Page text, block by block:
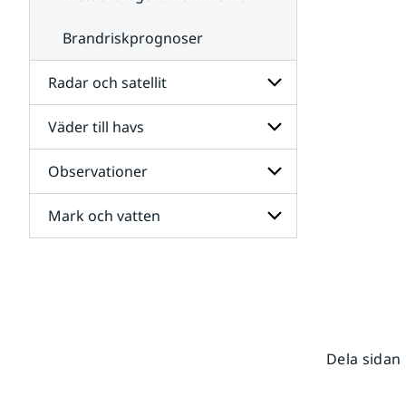
Brandriskprognoser
Radar och satellit
Undersidor
för
Radar
och
satellit
Väder till havs
Undersidor
för
Väder
till
havs
Observationer
Undersidor
för
Mark och vatten
Dela sidan